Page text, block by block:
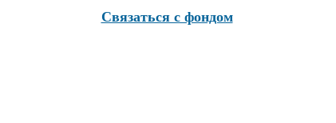
Связаться с фондом